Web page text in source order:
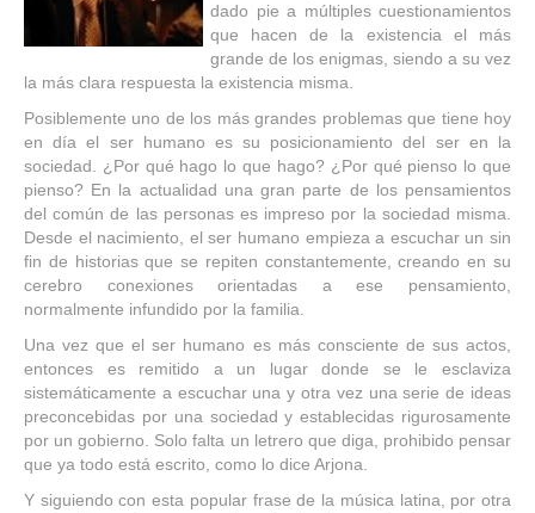
dado pie a múltiples cuestionamientos
que hacen de la existencia el más
grande de los enigmas, siendo a su vez
la más clara respuesta la existencia misma.
Posiblemente uno de los más grandes problemas que tiene hoy
en día el ser humano es su posicionamiento del ser en la
sociedad. ¿Por qué hago lo que hago? ¿Por qué pienso lo que
pienso? En la actualidad una gran parte de los pensamientos
del común de las personas es impreso por la sociedad misma.
Desde el nacimiento, el ser humano empieza a escuchar un sin
fin de historias que se repiten constantemente, creando en su
cerebro conexiones orientadas a ese pensamiento,
normalmente infundido por la familia.
Una vez que el ser humano es más consciente de sus actos,
entonces es remitido a un lugar donde se le esclaviza
sistemáticamente a escuchar una y otra vez una serie de ideas
preconcebidas por una sociedad y establecidas rigurosamente
por un gobierno. Solo falta un letrero que diga, prohibido pensar
que ya todo está escrito, como lo dice Arjona.
Y siguiendo con esta popular frase de la música latina, por otra